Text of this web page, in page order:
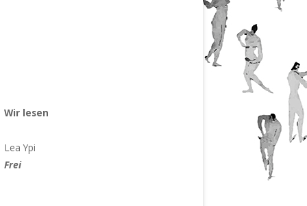
Wir lesen
Lea Ypi
Frei